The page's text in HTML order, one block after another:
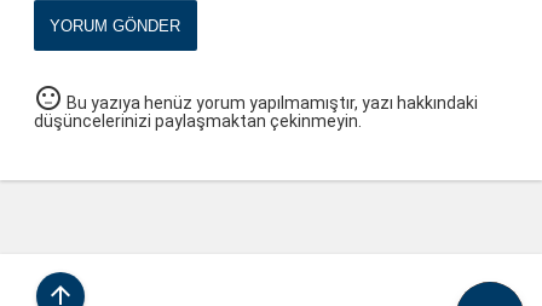
YORUM GÖNDER
sentiment_neutral Bu yazıya henüz yorum yapılmamıştır, yazı hakkındaki
düşüncelerinizi paylaşmaktan çekinmeyin.
